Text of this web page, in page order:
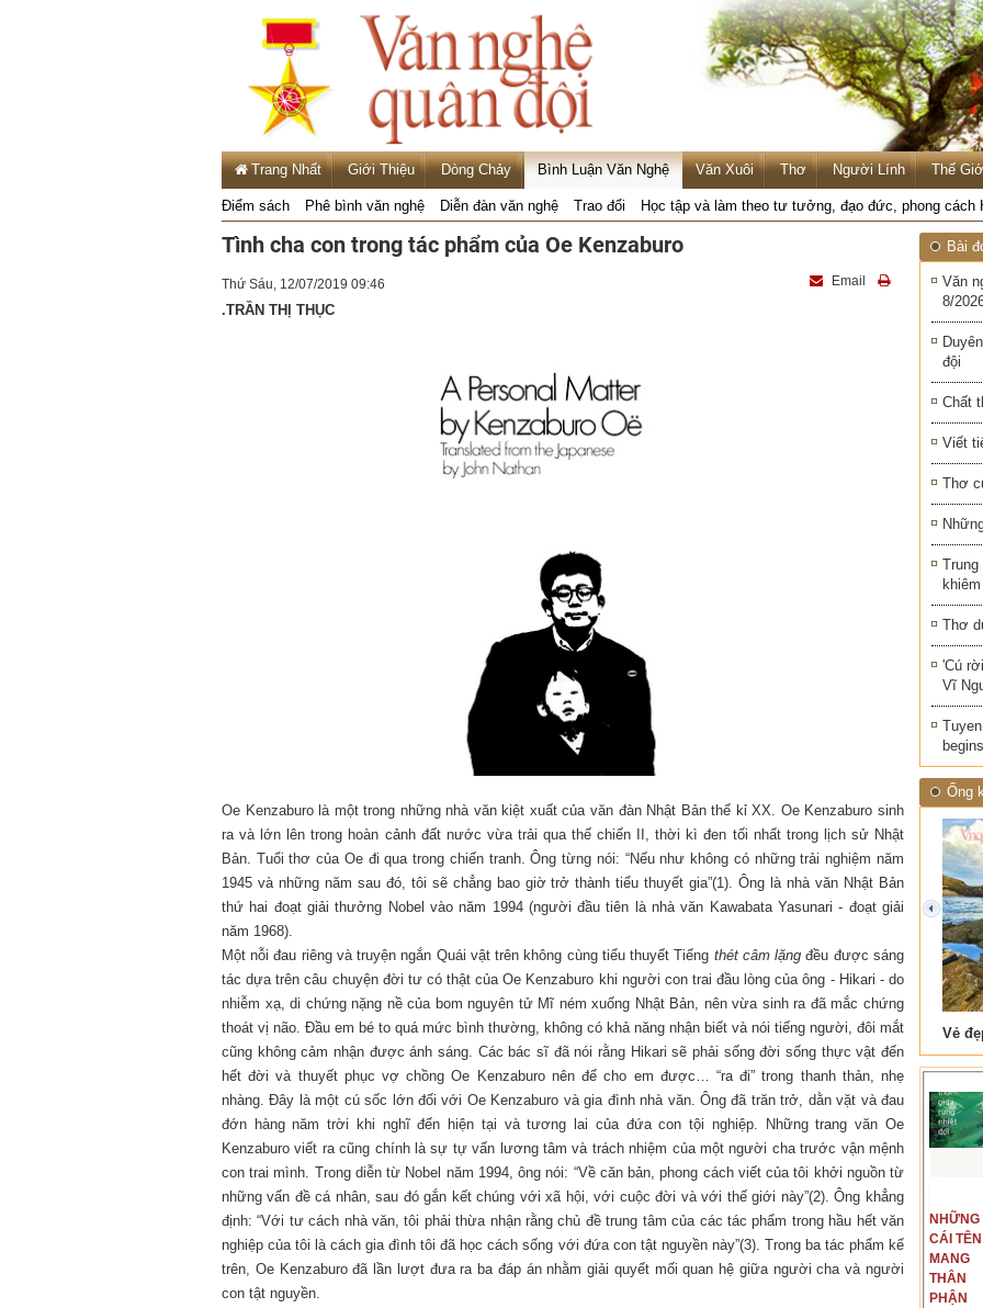
Trang Nhất Giới Thiệu Dòng Chảy Bình Luận Văn Nghệ Văn Xuôi Thơ Người Lính Thế
Điểm sách Phê bình văn nghệ Diễn đàn văn nghệ Trao đổi Học tập và làm theo tư tưởng, đạo đức, phong cách
Tình cha con trong tác phẩm của Oe Kenzaburo
Thứ Sáu, 12/07/2019 09:46 Email
.TRẦN THỊ THỤC
Oe Kenzaburo là một trong những nhà văn kiệt xuất của văn đàn Nhật Bản thế kỉ XX. Oe Kenzaburo sinh
ra và lớn lên trong hoàn cảnh đất nước vừa trải qua thế chiến II, thời kì đen tối nhất trong lịch sử Nhật
Bản. Tuổi thơ của Oe đi qua trong chiến tranh. Ông từng nói: “Nếu như không có những trải nghiệm năm
1945 và những năm sau đó, tôi sẽ chẳng bao giờ trở thành tiểu thuyết gia”(1). Ông là nhà văn Nhật Bản
thứ hai đoạt giải thưởng Nobel vào năm 1994 (người đầu tiên là nhà văn Kawabata Yasunari - đoạt giải
năm 1968).
Một nỗi đau riêng và truyện ngắn Quái vật trên không cùng tiểu thuyết Tiếng thét câm lặng đều được sáng
tác dựa trên câu chuyện đời tư có thật của Oe Kenzaburo khi người con trai đầu lòng của ông - Hikari - do
nhiễm xạ, di chứng nặng nề của bom nguyên tử Mĩ ném xuống Nhật Bản, nên vừa sinh ra đã mắc chứng
thoát vị não. Đầu em bé to quá mức bình thường, không có khả năng nhận biết và nói tiếng người, đôi mắt
cũng không cảm nhận được ánh sáng. Các bác sĩ đã nói rằng Hikari sẽ phải sống đời sống thực vật đến
hết đời và thuyết phục vợ chồng Oe Kenzaburo nên để cho em được… “ra đi” trong thanh thản, nhẹ
nhàng. Đây là một cú sốc lớn đối với Oe Kenzaburo và gia đình nhà văn. Ông đã trăn trở, dằn vặt và đau
đớn hàng năm trời khi nghĩ đến hiện tại và tương lai của đứa con tội nghiệp. Những trang văn Oe
Kenzaburo viết ra cũng chính là sự tự vấn lương tâm và trách nhiệm của một người cha trước vận mệnh
con trai mình. Trong diễn từ Nobel năm 1994, ông nói: “Về căn bản, phong cách viết của tôi khởi nguồn từ
những vấn đề cá nhân, sau đó gắn kết chúng với xã hội, với cuộc đời và với thế giới này”(2). Ông khẳng
định: “Với tư cách nhà văn, tôi phải thừa nhận rằng chủ đề trung tâm của các tác phẩm trong hầu hết văn
nghiệp của tôi là cách gia đình tôi đã học cách sống với đứa con tật nguyền này”(3). Trong ba tác phẩm kể
trên, Oe Kenzaburo đã lần lượt đưa ra ba đáp án nhằm giải quyết mối quan hệ giữa người cha và người
con tật nguyền.
Bài
Văn
8/
đội
Chất
Viết
Thơ
Thơ
'Cú
Vĩ
Ống
Mùa xanh Tam Cốc Lẫm liệt Hải Vân quan
prev
NHỮNG
NGƯỜI
NHỮNG
CHUYỆN
Tôi từng hình dung viết văn là
công việc của sự hư cấu, một
hành trình phác dựng thế giới từ
trí tưởng tượng, nơi nhà văn tự
do tạo hình mọi thứ theo ý mình...
NGUYÊN
MẪU
CỦA TÔI
LÀ
Là người đi dọc biên giới phía
Bắc, tôi có thế mạnh khi hình
dung, mở ra không gian của giai
đoạn lịch sử đó... (PHẠM VÂN
ANH)
NHỮNG
CÁI TÊN
MANG
THÂN
PHẬN